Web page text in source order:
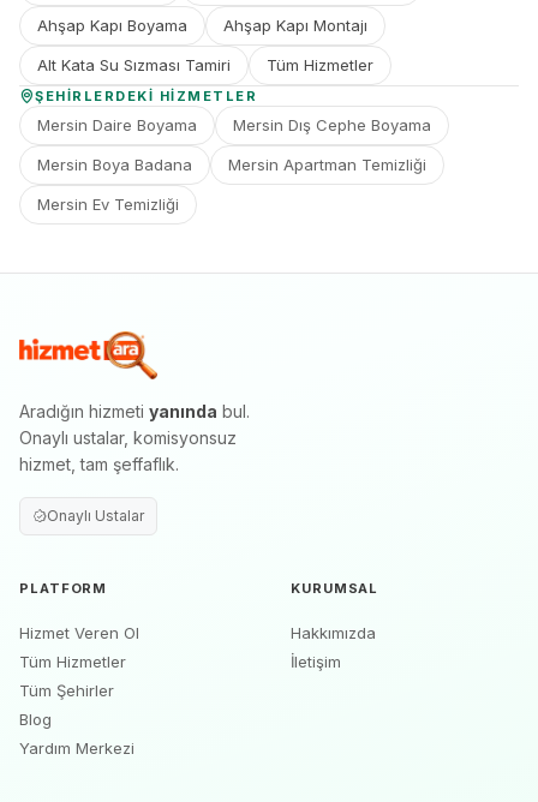
Ahşap Kapı Boyama Ahşap Kapı Montajı
Alt Kata Su Sızması Tamiri Tüm Hizmetler
ŞEHIRLERDEKI HIZMETLER
Mersin Daire Boyama Mersin Dış Cephe Boyama
Mersin Boya Badana Mersin Apartman Temizliği
Mersin Ev Temizliği
Aradığın hizmeti yanında bul.
Onaylı ustalar, komisyonsuz
hizmet, tam şeffaflık.
Onaylı Ustalar
PLATFORM
Hizmet Veren Ol
Tüm Hizmetler
Tüm Şehirler
Blog
Yardım Merkezi
KURUMSAL
Hakkımızda
İletişim